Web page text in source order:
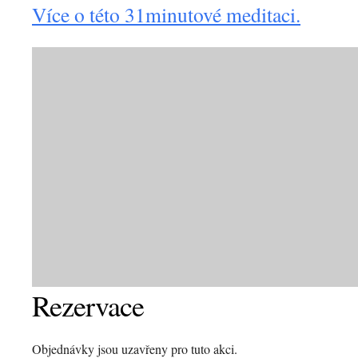
Více o této 31minutové meditaci.
Rezervace
Objednávky jsou uzavřeny pro tuto akci.